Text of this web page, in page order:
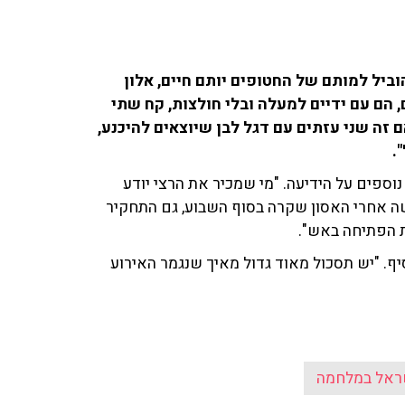
למותם של החטופים יותם חיים, אלון
עם ידיים למעלה ובלי חולצות, קח שתי
זה שני עזתים עם דגל לבן שיוצאים להיכנע,
('חדשות 13') הביא פרטים נוספים על הידיעה. "מי שמכיר את הרצי יודע
אחרי האסון שקרה בסוף השבוע, גם התחקיר
הפתיחה באש".
"יש תסכול מאוד גדול מאיך שנגמר האירוע
במלחמה